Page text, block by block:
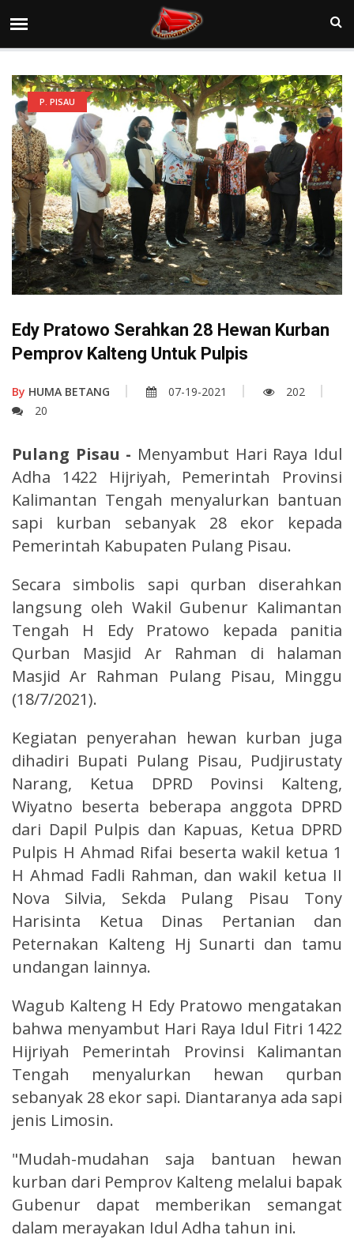
P. PISAU
Edy Pratowo Serahkan 28 Hewan Kurban
Pemprov Kalteng Untuk Pulpis
By HUMA BETANG 07-19-2021
202
20
Pulang Pisau - Menyambut Hari Raya Idul
Adha 1422 Hijriyah, Pemerintah Provinsi
Kalimantan Tengah menyalurkan bantuan
sapi kurban sebanyak 28 ekor kepada
Pemerintah Kabupaten Pulang Pisau.
Secara simbolis sapi qurban diserahkan
langsung oleh Wakil Gubenur Kalimantan
Tengah H Edy Pratowo kepada panitia
Qurban Masjid Ar Rahman di halaman
Masjid Ar Rahman Pulang Pisau, Minggu
(18/7/2021).
Kegiatan penyerahan hewan kurban juga
dihadiri Bupati Pulang Pisau, Pudjirustaty
Narang, Ketua DPRD Povinsi Kalteng,
Wiyatno beserta beberapa anggota DPRD
dari Dapil Pulpis dan Kapuas, Ketua DPRD
Pulpis H Ahmad Rifai beserta wakil ketua 1
H Ahmad Fadli Rahman, dan wakil ketua II
Nova Silvia, Sekda Pulang Pisau Tony
Harisinta Ketua Dinas Pertanian dan
Peternakan Kalteng Hj Sunarti dan tamu
undangan lainnya.
Wagub Kalteng H Edy Pratowo mengatakan
bahwa menyambut Hari Raya Idul Fitri 1422
Hijriyah Pemerintah Provinsi Kalimantan
Tengah menyalurkan hewan qurban
sebanyak 28 ekor sapi. Diantaranya ada sapi
jenis Limosin.
"Mudah-mudahan saja bantuan hewan
kurban dari Pemprov Kalteng melalui bapak
Gubenur dapat memberikan semangat
dalam merayakan Idul Adha tahun ini.